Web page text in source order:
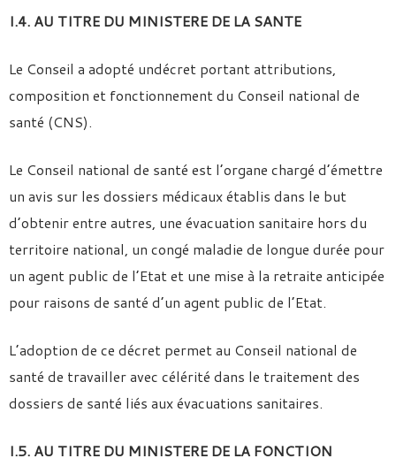
I.4. AU TITRE DU MINISTERE DE LA SANTE
Le Conseil a adopté undécret portant attributions,
composition et fonctionnement du Conseil national de
santé (CNS).
Le Conseil national de santé est l’organe chargé d’émettre
un avis sur les dossiers médicaux établis dans le but
d’obtenir entre autres, une évacuation sanitaire hors du
territoire national, un congé maladie de longue durée pour
un agent public de l’Etat et une mise à la retraite anticipée
pour raisons de santé d’un agent public de l’Etat.
L’adoption de ce décret permet au Conseil national de
santé de travailler avec célérité dans le traitement des
dossiers de santé liés aux évacuations sanitaires.
I.5. AU TITRE DU MINISTERE DE LA FONCTION